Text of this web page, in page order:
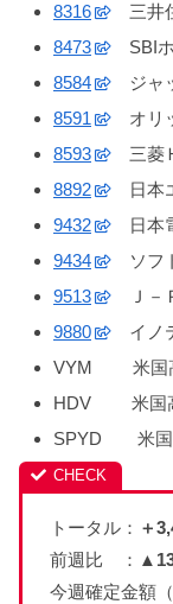
8316
三井
8473
SBI
8584
ジャ
8591
オリ
8593
三菱
8892
日本
9432
日本
9434
ソフ
9513
Ｊ－
9880
イノ
VYM 米国高
HDV 米国高
SPYD 米国
トータル： ＋
前週比 ：
今週確定金額